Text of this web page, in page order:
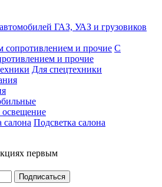
ГАЗ, УАЗ и грузовиков
С
и прочие
Для спецтехники
Подсветка салона
первым